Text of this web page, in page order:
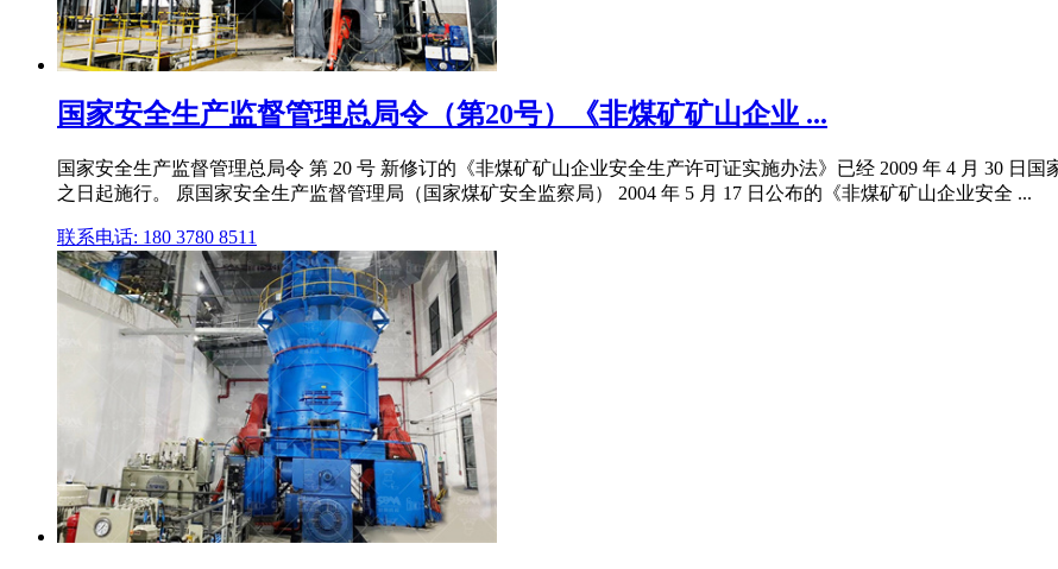
国家安全生产监督管理总局令（第20号）《非煤矿矿山企业 ...
国家安全生产监督管理总局令 第 20 号 新修订的《非煤矿矿山企业安全生产许可证实施办法》已经 2009 年 4 月 30 日
之日起施行。 原国家安全生产监督管理局（国家煤矿安全监察局） 2004 年 5 月 17 日公布的《非煤矿矿山企业安全 ...
联系电话: 180 3780 8511